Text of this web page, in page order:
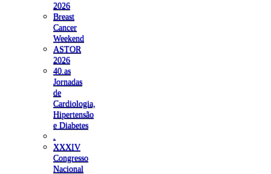
2026
Breast
Cancer
Weekend
ASTOR
2026
40.as
Jornadas
de
Cardiologia,
Hipertensão
e Diabetes
XXXIV
Congresso
Nacional